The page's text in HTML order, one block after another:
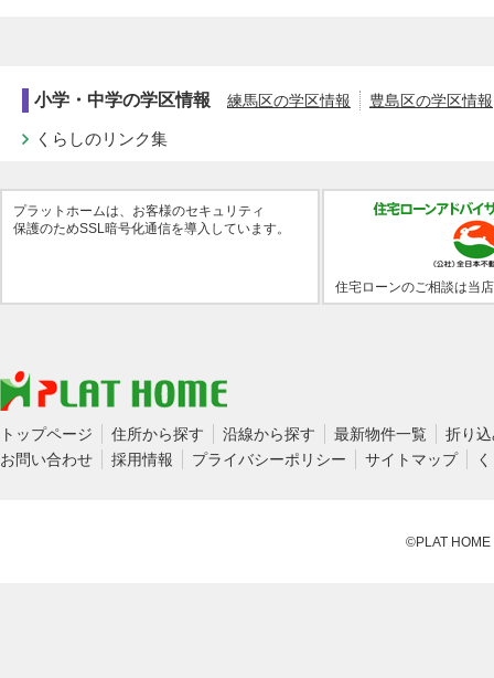
小学・中学の学区情報 練馬区の学区情報 豊島区の学区情報
くらしのリンク集
プラットホームは、お客様のセキュリティ
保護のためSSL暗号化通信を導入しています。
住宅ローンのご相談は当
トップページ 住所から探す 沿線から探す 最新物件一覧
折り
お問い合わせ
採用情報 プライバシーポリシー サイトマップ
©PLAT HOME